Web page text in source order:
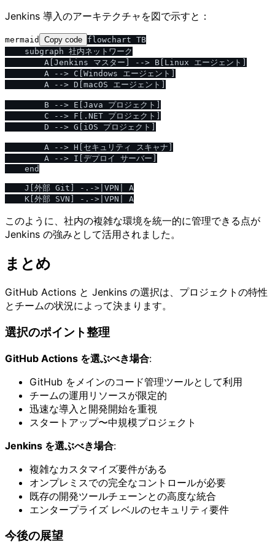
Jenkins 導入のアーキテクチャを図で示すと：
mermaid Copy code flowchart TB
    subgraph 社内ネットワーク
        A[Jenkins マスター] --> B[Linux エージェント]
        A --> C[Windows エージェント]
        A --> D[macOS エージェント]
        B --> E[Java プロジェクト]
        C --> F[.NET プロジェクト]
        D --> G[iOS プロジェクト]
        A --> H[セキュリティ スキャナ]
        A --> I[デプロイ サーバー]
    end
    J[外部 Git] -.->|VPN| A
このように、社内の複雑な環境を統一的に管理できる点が
Jenkins の強みとして活用されました。
まとめ
GitHub Actions と Jenkins の選択は、プロジェクトの特性
とチームの状況によって決まります。
選択のポイント整理
GitHub Actions を選ぶべき場合:
GitHub をメインのコード管理ツールとして利用
チームの運用リソースが限定的
迅速な導入と開発開始を重視
スタートアップ〜中規模プロジェクト
Jenkins を選ぶべき場合:
複雑なカスタマイズ要件がある
オンプレミスでの完全なコントロールが必要
既存の開発ツールチェーンとの高度な統合
エンタープライズ レベルのセキュリティ要件
今後の展望